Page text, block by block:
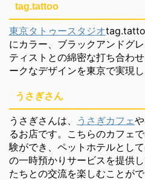
tag.tattoo
東京タトゥースタジオ
にカラー、ブラックアンドグ
ティストとの綿密な打ち合わ
ークなデザインを東京で実現し
うさぎさん
うさぎさんは、 うさぎカフェ
るお店です。こちらのカフェ
験ができ、ペットホテルとし
の一時預かりサービスを提供
たちとの交流を楽しむことがで